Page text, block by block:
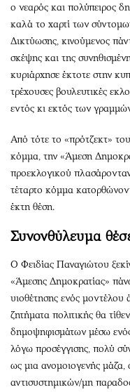
ο νεαρός και πολύπειρος
καλά το χαρτί των
Δικτύωσης, κινούμενος
σκέψης και της
κυριάρχησε έκτοτε στην
τρέχουσες βουλευτικές
εντός κι εκτός των
Από τότε το «πρότζεκτ»
κόμμα, την «Άμεση
προεκλογικού
τέταρτο κόμμα
έκτη θέση.
Συνονθύλευμα
Ο Φειδίας Παναγιώτου
«Άμεσης Δημοκρατίας»
υιοθέτησης ενός
ζητήματα πολιτικής θα
δημοψηφισμάτων μέσω
λόγω προσέγγισης, πολύ
ως μια ανομοιογενής
αντισυστημικών/μη